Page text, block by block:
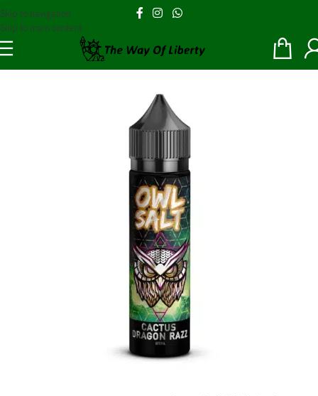
Skip to navigation
Skip to main content